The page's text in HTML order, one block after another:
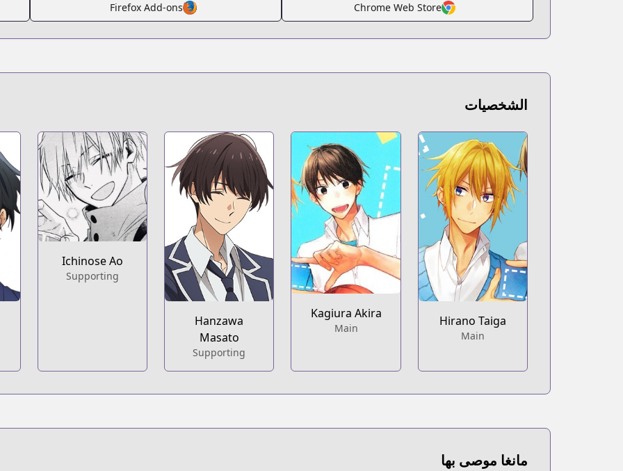
www.anime-planet.com/manga/https://www.cdjapan.co.jp/searchuni?q=平野と鍵浦+mf+comics
MangaUpdates
https://www.mangaupdates.com/series.html?id=152785
Book☆Walker
Official English
Official English
https://yenpress.com/series/hirano-and-kagiura-manga
Chrome Web Store
Firefox Add-ons
الشخصيات
Hirano Taiga
Main
Kagiura Akira
Main
Hanzawa
Masato
Supporting
Ichinose Ao
Supporting
مانغا موصى بها